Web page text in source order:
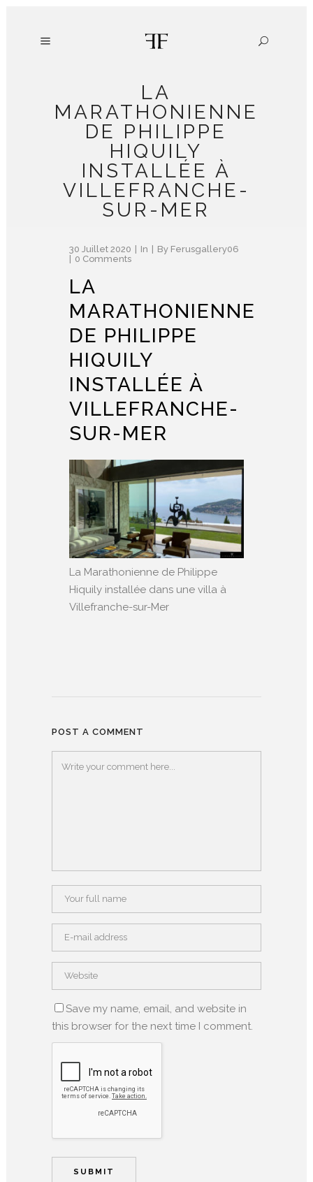
LA
MARATHONIENNE
DE PHILIPPE
HIQUILY
INSTALLÉE À
VILLEFRANCHE-
SUR-MER
30 Juillet 2020 In By Ferusgallery06
0 Comments
LA
MARATHONIENNE
DE PHILIPPE
HIQUILY
INSTALLÉE À
VILLEFRANCHE-
SUR-MER
La Marathonienne de Philippe
Hiquily installée dans une villa à
Villefranche-sur-Mer
POST A COMMENT
Save my name, email, and website in
this browser for the next time I comment.